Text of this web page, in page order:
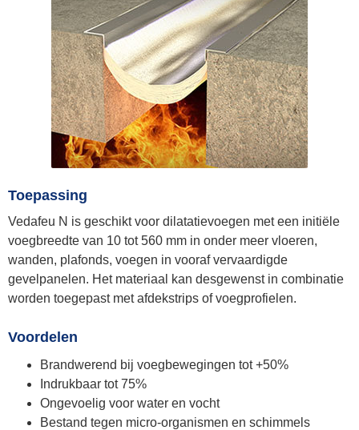
Toepassing
Vedafeu N is geschikt voor dilatatievoegen met een initiële
voegbreedte van 10 tot 560 mm in onder meer vloeren,
wanden, plafonds, voegen in vooraf vervaardigde
gevelpanelen. Het materiaal kan desgewenst in combinatie
worden toegepast met afdekstrips of voegprofielen.
Voordelen
Brandwerend bij voegbewegingen tot +50%
Indrukbaar tot 75%
Ongevoelig voor water en vocht
Bestand tegen micro-organismen en schimmels